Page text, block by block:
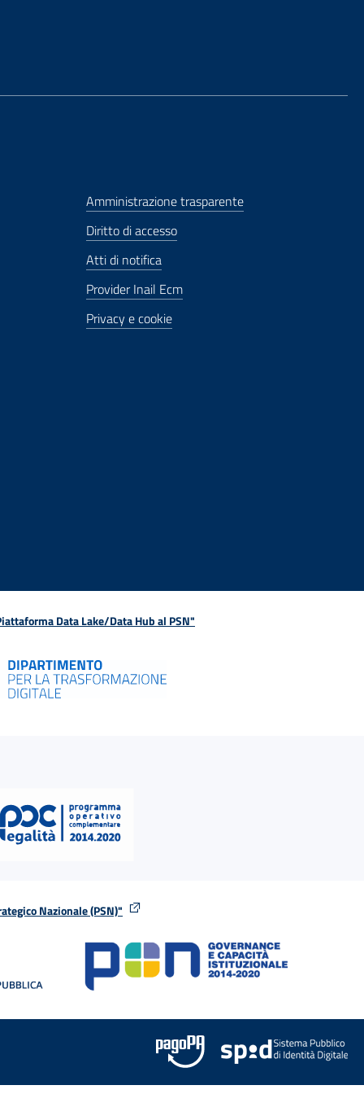
Amministrazione trasparente
Diritto di accesso
Atti di notifica
Provider Inail Ecm
Privacy e cookie
Data Lake/Data Hub al PSN"
Nazionale (PSN)"
stessa finestra